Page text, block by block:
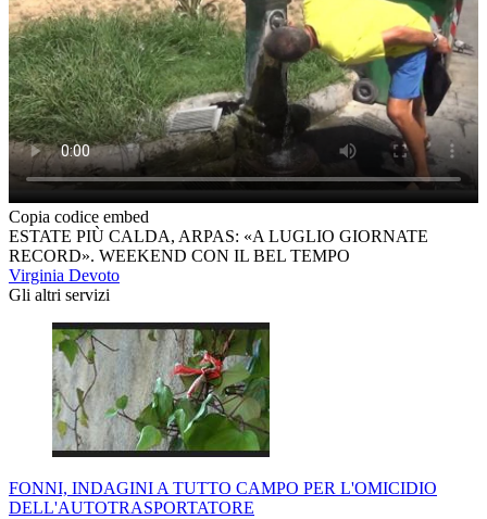
Copia codice embed
ESTATE PIÙ CALDA, ARPAS: «A LUGLIO GIORNATE
RECORD». WEEKEND CON IL BEL TEMPO
Virginia Devoto
Gli altri servizi
FONNI, INDAGINI A TUTTO CAMPO PER L'OMICIDIO
DELL'AUTOTRASPORTATORE